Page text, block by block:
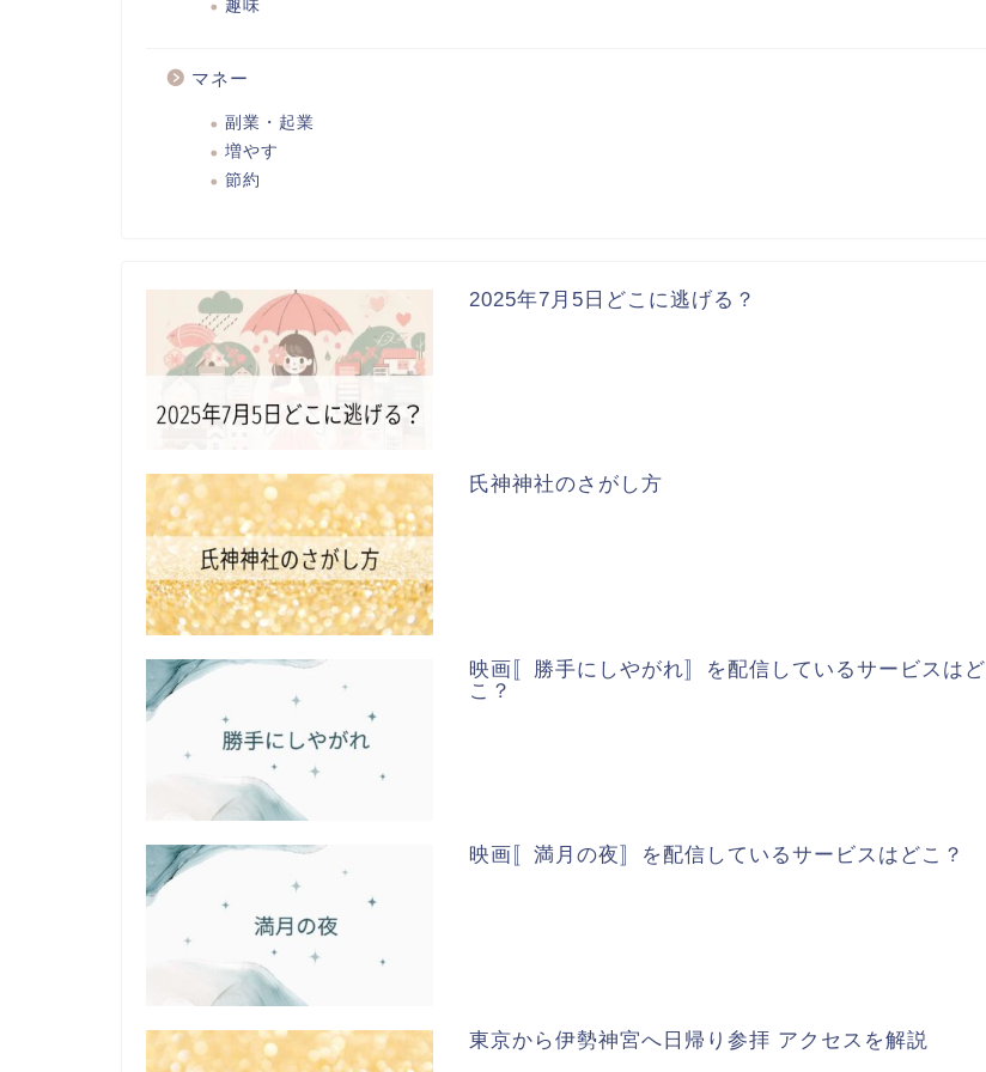
趣味
マネー
副業・起業
増やす
節約
2025年7月5日どこに逃げる？
氏神神社のさがし方
映画〚勝手にしやがれ〛を配信しているサービスはど
こ？
映画〚満月の夜〛を配信しているサービスはどこ？
東京から伊勢神宮へ日帰り参拝 アクセスを解説